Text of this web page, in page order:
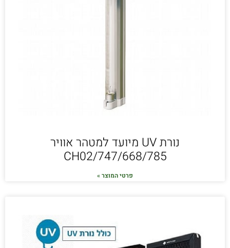
נורת UV מיועד למטהר אוויר
747/668/785/CH02
פרטי המוצר »